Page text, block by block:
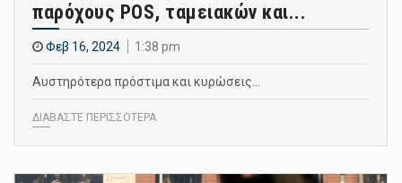
παρόχους POS, ταμειακών και...
Φεβ 16, 2024 1:38 pm
Αυστηρότερα πρόστιμα και κυρώσεις…
ΔΙΑΒΑΣΤΕ ΠΕΡΙΣΣΟΤΕΡΑ